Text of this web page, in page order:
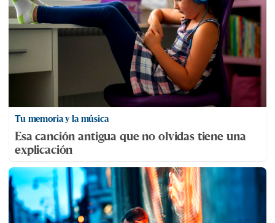
Tu memoria y la música
Esa canción antigua que no olvidas tiene una
explicación